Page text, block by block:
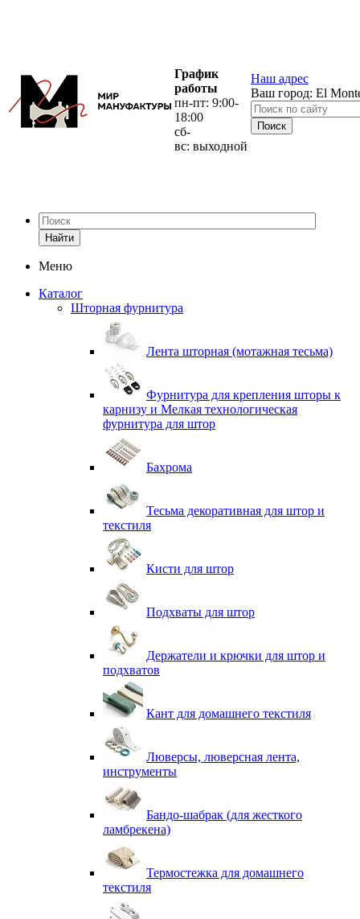
График
работы
пн-пт: 9:00-
18:00
сб-
вс: выходной
Наш адрес
Ваш город: El
Найти
Меню
Каталог
Шторная фурнитура
Лента шторная (мотажная тесьма)
Фурнитура для крепления шторы к
карнизу и Мелкая технологическая
фурнитура для штор
Бахрома
Тесьма декоративная для штор и
текстиля
Кисти для штор
Подхваты для штор
Держатели и крючки для штор и
подхватов
Кант для домашнего текстиля
Люверсы, люверсная лента,
инструменты
Бандо-шабрак (для жесткого
ламбрекена)
Термостежка для домашнего
текстиля